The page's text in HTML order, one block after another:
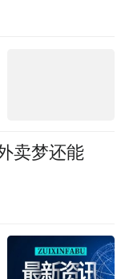
卖梦还能